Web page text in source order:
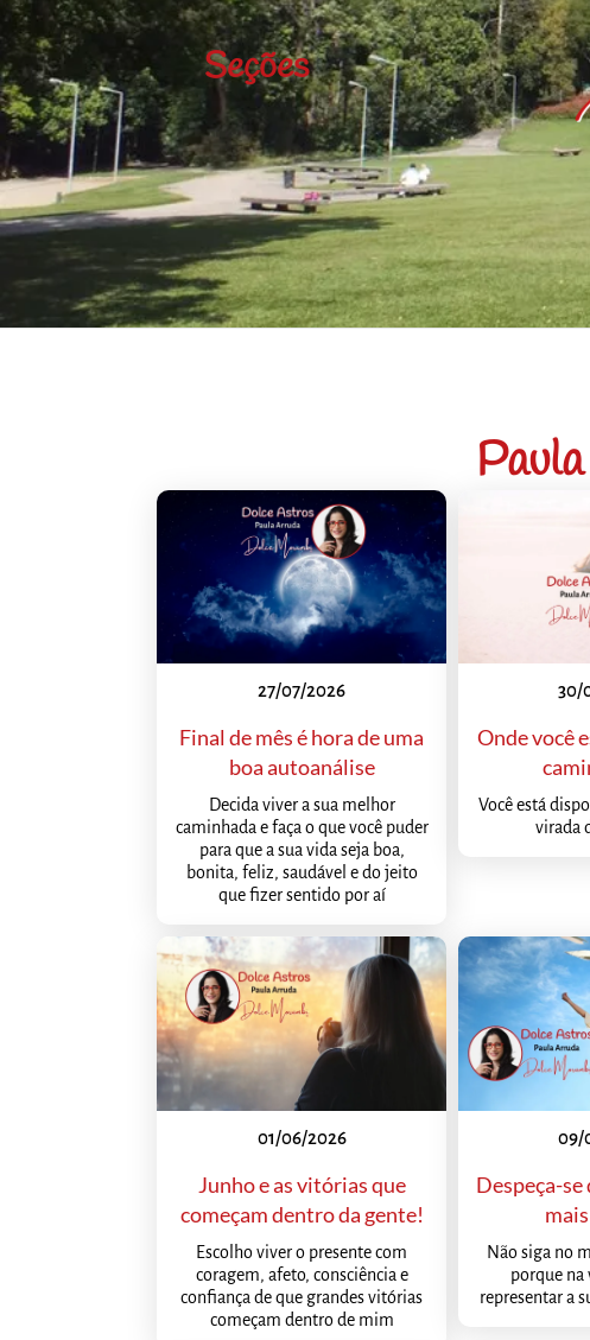
Seções
27/07/2026
Final de mês é hora de uma
boa autoanálise
Decida viver a sua melhor
caminhada e faça o que você puder
para que a sua vida seja boa,
bonita, feliz, saudável e do jeito
que fizer sentido por aí
30/
Onde você
Você está
virada
01/06/2026
Junho e as vitórias que
começam dentro da gente!
Escolho viver o presente com
coragem, afeto, consciência e
confiança de que grandes vitórias
começam dentro de mim
09/
Despeça-se
Não siga no
porque na
representar a